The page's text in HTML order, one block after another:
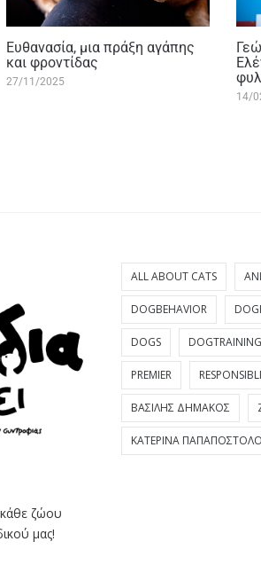
Ευθανασία, μια πράξη αγάπης
και φροντίδας
27/11/2025
14/
ζώου
μας!
ALL ABOUT CATS
DOGBEHAVIOR
DOGS DOGTRAINING
PREMIER
ΒΑΣΊΛΗΣ ΔΗΜΆΚΟΣ
ΚΑΤΕΡΊΝΑ